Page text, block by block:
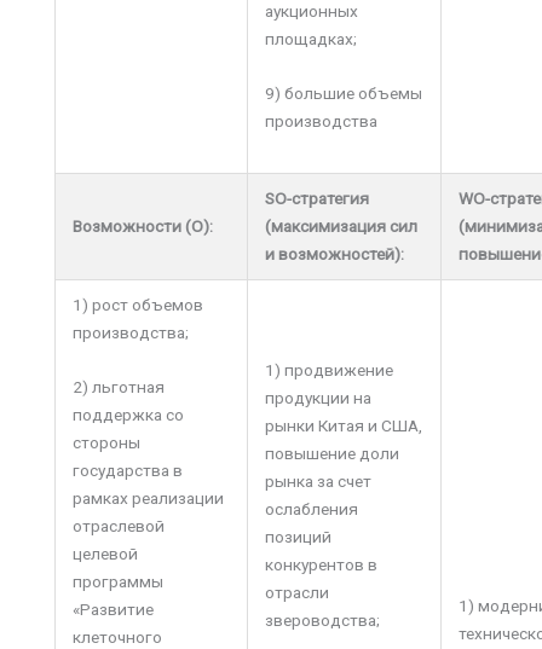
аукционных
площадках;
9) большие объемы
производства
Возможности(O):
SO-стратегия
(максимизация сил
и возможностей):
WO-
1) рост объемов
производства;
2) льготная
поддержка со
стороны
государства в
рамках реализации
отраслевой
целевой
программы
«Развитие
клеточного
1) продвижение
продукции на
рынки Китая и США,
повышение доли
рынка за счет
ослабления
позиций
конкурентов в
отрасли
звероводства;
1)